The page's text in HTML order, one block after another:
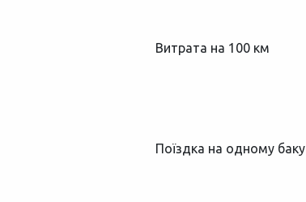
Витрата на 100 км
Поїздка на одному баку